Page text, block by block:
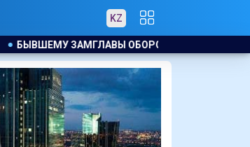
KZ
РЕГУЛЯТОРА КИТАЯ ВЫНЕСЛИ ПРИГОВОР ЗА